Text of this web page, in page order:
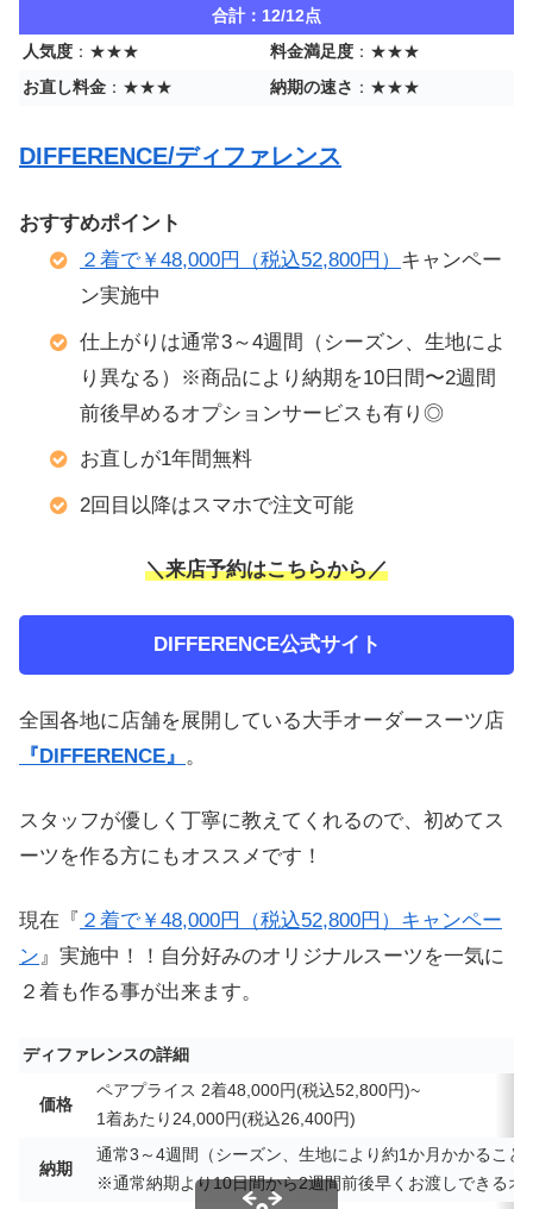
合計：12/12点
人気度 ：★★★ 料金満足度 ：★★★
お直し料金 ：★★★ 納期の速さ ：★★★
DIFFERENCE/ディファレンス
おすすめポイント
２着で￥48,000円（税込52,800円） キャンペー
ン実施中
仕上がりは通常3～4週間（シーズン、生地によ
り異なる）※商品により納期を10日間〜2週間
前後早めるオプションサービスも有り◎
お直しが1年間無料
2回目以降はスマホで注文可能
＼来店予約はこちらから／
DIFFERENCE公式サイト
全国各地に店舗を展開している大手オーダースーツ店
『DIFFERENCE』 。
スタッフが優しく丁寧に教えてくれるので、初めてス
ーツを作る方にもオススメです！
現在『 ２着で￥48,000円（税込52,800円）キャンペー
ン 』実施中！！自分好みのオリジナルスーツを一気に
２着も作る事が出来ます。
ディファレンスの詳細
価格
ペアプライス 2着48,000円(税込52,800円)~
1着あたり24,000円(税込26,400円)
納期
通常3～4週間（シーズン、生地により約1か月かかること
※通常納期より10日間から2週間前後早くお渡しできる